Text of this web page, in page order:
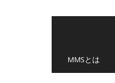
MMSとは